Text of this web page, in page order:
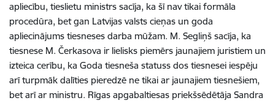
apliecību, tieslietu ministrs sacīja, ka šī nav tikai formāla
procedūra, bet gan Latvijas valsts cieņas un goda
apliecinājums tiesneses darba mūžam. M. Segliņš sacīja, ka
tiesnese M. Čerkasova ir lielisks piemērs jaunajiem juristiem un
izteica cerību, ka Goda tiesneša statuss dos tiesnesei iespēju
arī turpmāk dalīties pieredzē ne tikai ar jaunajiem tiesnešiem,
bet arī ar ministru. Rīgas apgabaltiesas priekšsēdētāja Sandra